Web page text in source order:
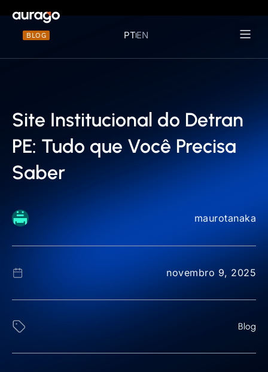
BLOG PTEN
Site Institucional do Detran
PE: Tudo que Você Precisa
Saber
maurotanaka
novembro 9, 2025
Blog